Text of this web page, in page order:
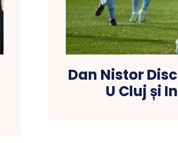
Dan Nistor
U Cluj și